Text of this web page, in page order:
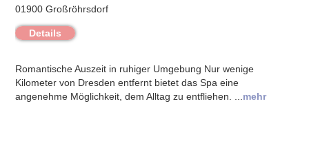
01900 Großröhrsdorf
Details
Romantische Auszeit in ruhiger Umgebung Nur wenige
Kilometer von Dresden entfernt bietet das Spa eine
angenehme Möglichkeit, dem Alltag zu entfliehen. ... mehr